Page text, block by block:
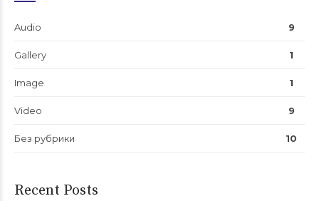
Audio 9
Gallery 1
Image 1
Video 9
Без рубрики 10
Recent Posts